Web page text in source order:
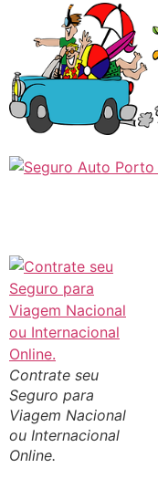
Contrate seu
Seguro para
Viagem Nacional
ou Internacional
Online.